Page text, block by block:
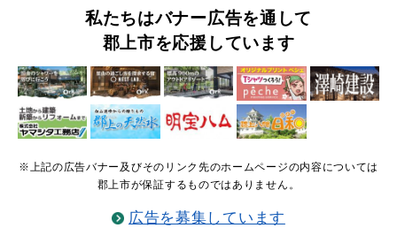
私たちはバナー広告を通して
郡上市を応援しています
※上記の広告バナー及びそのリンク先のホームページの内容については
郡上市が保証するものではありません。
広告を募集しています